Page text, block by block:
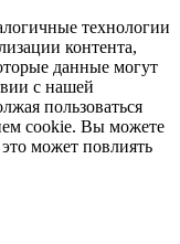
технологии
контента,
данные могут
с нашей
пользоваться
cookie. Вы можете
может повлиять